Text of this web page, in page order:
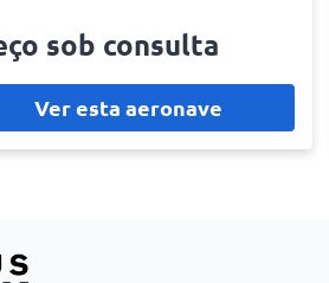
Ver esta aeronave
sob consulta